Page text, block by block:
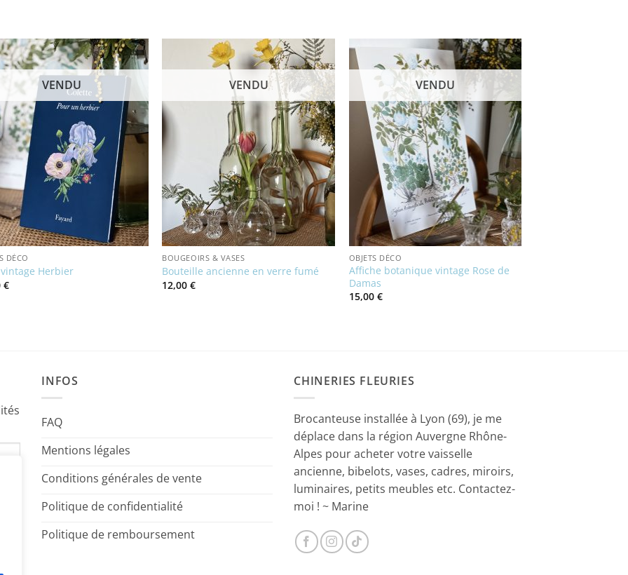
VENDU
DÉCO
Herbier
€
VENDU
BOUGEOIRS & VASES
Bouteille ancienne en verre fumé
12,00€
VENDU
OBJETS DÉCO
Affiche botanique vintage Rose de
Damas
15,00 €
INFOS
FAQ
Mentions légales
Conditions générales de vente
Politique de confidentialité
Politique de remboursement
CHINERIES FLEURIES
Brocanteuse installée à Lyon (69), je me
déplace dans la région Auvergne Rhône-
Alpes pour acheter votre vaisselle
ancienne, bibelots, vases, cadres, miroirs,
luminaires, petits meubles etc. Contactez-
moi ! ~ Marine